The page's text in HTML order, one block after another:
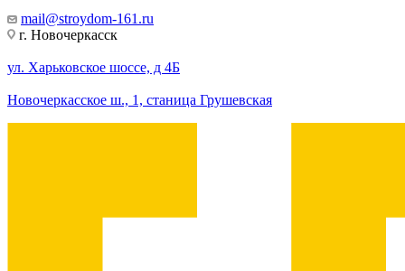
mail@stroydom-161.ru
г. Новочеркасск
ул. Харьковское шоссе, д 4Б
Новочеркасское ш., 1, станица Грушевская